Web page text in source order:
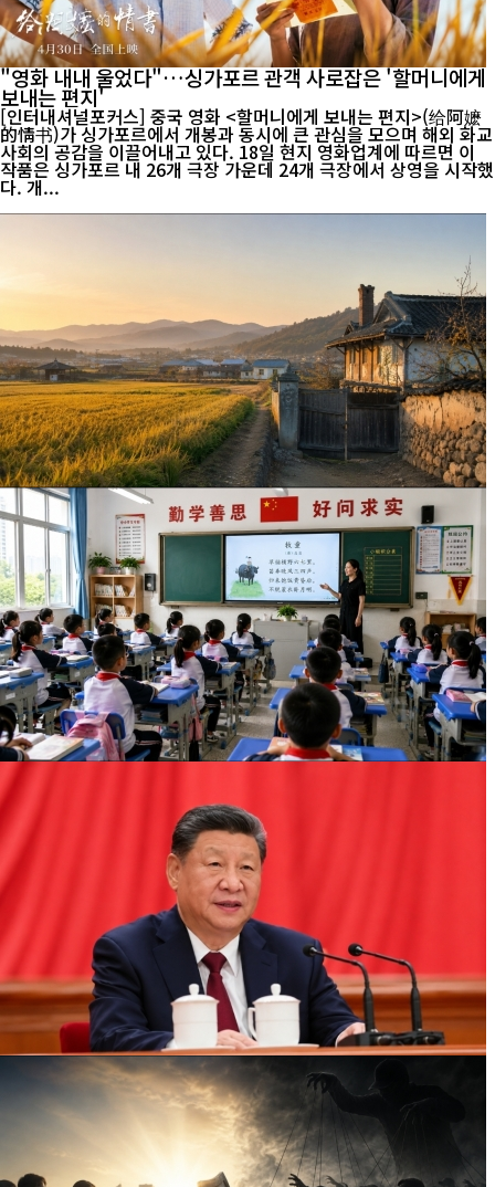
"영화 내내 울었다"…싱가포르 관객 사로잡은 '할머니에게
보내는 편지'
[인터내셔널포커스] 중국 영화 <할머니에게 보내는 편지>(给阿嬷
的情书)가 싱가포르에서 개봉과 동시에 큰 관심을 모으며 해외 화교
사회의 공감을 이끌어내고 있다. 18일 현지 영화업계에 따르면 이
작품은 싱가포르 내 26개 극장 가운데 24개 극장에서 상영을 시작했
다. 개...